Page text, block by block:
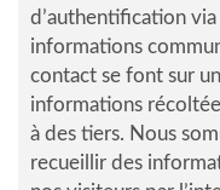
d’authentification
informations
contact se font sur
informations
à des tiers. Nous
recueillir des